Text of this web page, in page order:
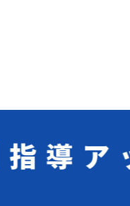
ップ